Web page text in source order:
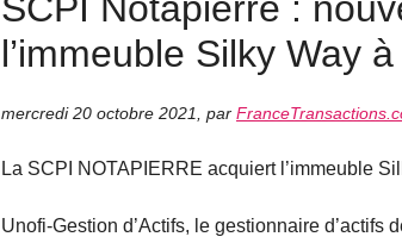
l’immeuble Silky Way
mercredi 20 octobre 2021 par
La SCPI NOTAPIERRE acquiert l’immeuble
Unofi-Gestion d’Actifs, le gestionnaire